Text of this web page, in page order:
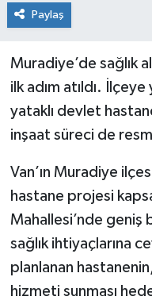
Paylaş
Muradiye’de sağlık
ilk adım atıldı.
yataklı devlet
inşaat süreci de
Van’ın Muradiye
hastane projesi
Mahallesi’nde
sağlık ihtiyaçlarına
planlanan
hizmeti sunması